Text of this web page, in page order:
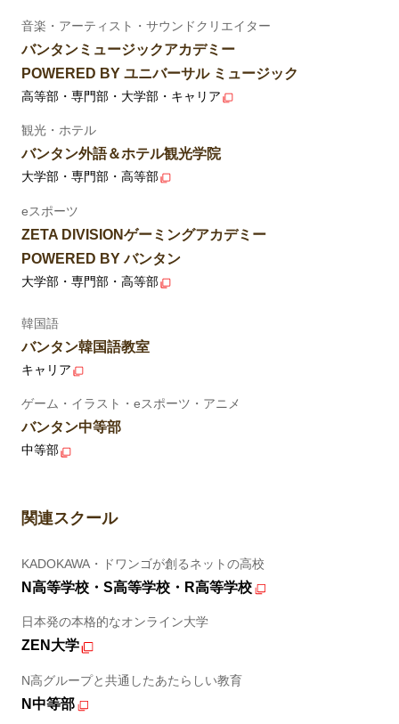
音楽・アーティスト・サウンドクリエイター
バンタンミュージックアカデミー
POWERED BY ユニバーサル ミュージック
高等部・専門部・大学部・キャリア
観光・ホテル
バンタン外語＆ホテル観光学院
大学部・専門部・高等部
eスポーツ
ZETA DIVISIONゲーミングアカデミー
POWERED BY バンタン
大学部・専門部・高等部
韓国語
バンタン韓国語教室
キャリア
ゲーム・イラスト・eスポーツ・アニメ
バンタン中等部
中等部
関連スクール
KADOKAWA・ドワンゴが創るネットの高校
N高等学校・S高等学校・R高等学校
日本発の本格的なオンライン大学
ZEN大学
N高グループと共通したあたらしい教育
N中等部